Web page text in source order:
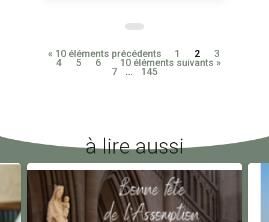
« 10 éléments précédents
10 éléments suivants »
1 2 3
4 5 6
7 ... 145
à lire aussi